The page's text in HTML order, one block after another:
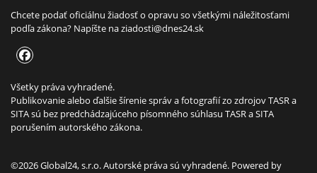
Chcete podať oficiálnu žiadosť o opravu so všetkými náležitosťami
podľa zákona? Napíšte naziadosti@dnes24.sk
Všetky práva vyhradené.
Publikovanie alebo ďalšie šírenie správ a fotografií zo zdrojov TASR a
SITA sú bez predchádzajúceho písomného súhlasu TASR a SITA
porušením autorského zákona.
©2026 Global24, s.r.o. Autorské práva sú vyhradené. Powered by